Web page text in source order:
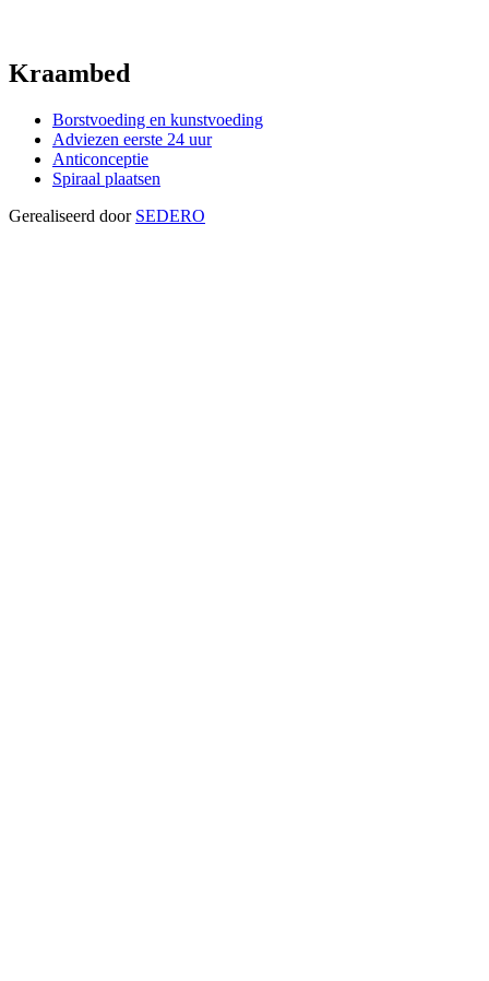
Kraambed
Borstvoeding en kunstvoeding
Adviezen eerste 24 uur
Anticonceptie
Spiraal plaatsen
Gerealiseerd door SEDERO